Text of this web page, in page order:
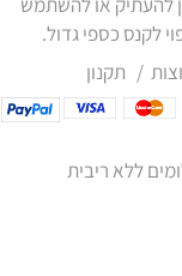
לקנס כספי גדול.
/ תקנון